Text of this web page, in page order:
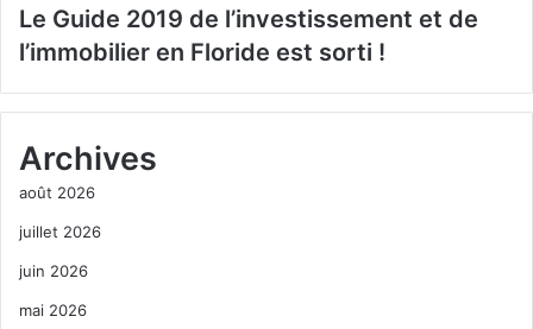
Le Guide 2019 de l’investissement et de
l’immobilier en Floride est sorti !
Archives
août 2026
juillet 2026
juin 2026
mai 2026